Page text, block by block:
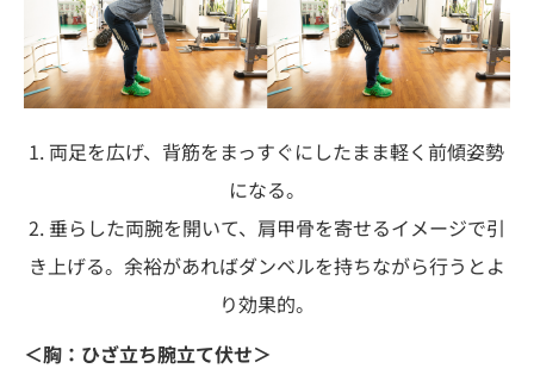
1. 両足を広げ、背筋をまっすぐにしたまま軽く前傾姿勢
になる。
2. 垂らした両腕を開いて、肩甲骨を寄せるイメージで引
き上げる。余裕があればダンベルを持ちながら行うとよ
り効果的。
＜胸：ひざ立ち腕立て伏せ＞